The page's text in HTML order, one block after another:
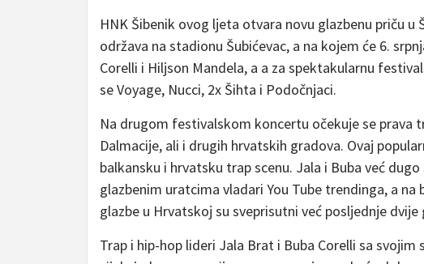
HNK Šibenik ovog ljeta otvara novu glazbenu priču
održava na stadionu Šubićevac, a na kojem će 6.
Corelli i Hiljson Mandela, a a za spektakularnu
se Voyage, Nucci, 2x Šihta i Podočnjaci.
Na drugom festivalskom koncertu očekuje se prava
Dalmacije, ali i drugih hrvatskih gradova. Ovaj
balkansku i hrvatsku trap scenu. Jala i Buba već
glazbenim uratcima vladari You Tube trendinga, a
glazbe u Hrvatskoj su sveprisutni već posljednje dvije
Trap i hip-hop lideri Jala Brat i Buba Corelli sa